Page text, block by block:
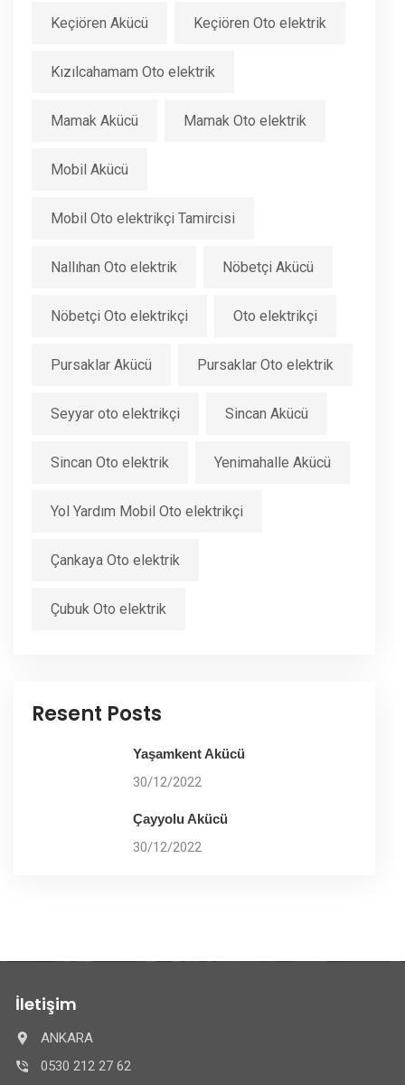
Keçiören Akücü Keçiören Oto elektrik
Kızılcahamam Oto elektrik
Mamak Akücü Mamak Oto elektrik
Mobil Akücü
Mobil Oto elektrikçi Tamircisi
Nallıhan Oto elektrik Nöbetçi Akücü
Nöbetçi Oto elektrikçi Oto elektrikçi
Pursaklar Akücü Pursaklar Oto elektrik
Seyyar oto elektrikçi Sincan Akücü
Sincan Oto elektrik Yenimahalle Akücü
Yol Yardım Mobil Oto elektrikçi
Çankaya Oto elektrik
Çubuk Oto elektrik
Resent Posts
Yaşamkent Akücü
30/12/2022
Çayyolu Akücü
30/12/2022
İletişim
ANKARA
0530 212 27 62